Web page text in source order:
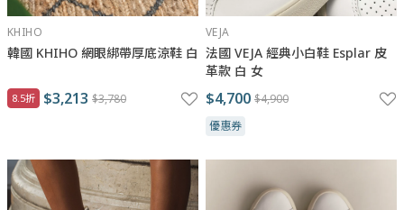
KHIHO
韓國 KHIHO 網眼綁帶厚底涼鞋 白
8.5折 $3,213 $3,780
VEJA
法國 VEJA 經典小白鞋 Esplar 皮
革款 白 女
$4,700 $4,900
優惠券